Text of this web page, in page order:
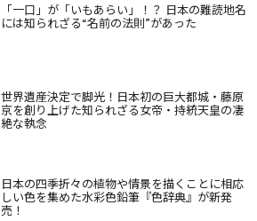
「一口」が「いもあらい」！？ 日本の難読地名
には知られざる“名前の法則”があった
世界遺産決定で脚光！日本初の巨大都城・藤原
京を創り上げた知られざる女帝・持統天皇の凄
絶な執念
日本の四季折々の植物や情景を描くことに相応
しい色を集めた水彩色鉛筆『色辞典』が新発
売！